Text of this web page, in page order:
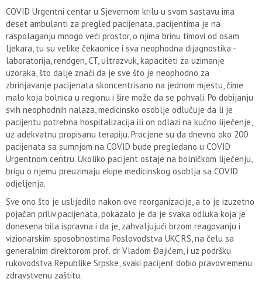
COVID Urgentni centar u Sjevernom krilu u svom sastavu ima
deset ambulanti za pregled pacijenata, pacijentima je na
raspolaganju mnogo veći prostor, o njima brinu timovi od osam
ljekara, tu su velike čekaonice i sva neophodna dijagnostika -
laboratorija, rendgen, CT, ultrazvuk, kapaciteti za uzimanje
uzoraka, što dalje znači da je sve što je neophodno za
zbrinjavanje pacijenata skoncentrisano na jednom mjestu, čime
malo koja bolnica u regionu i šire može da se pohvali. Po dobijanju
svih neophodnih nalaza, medicinsko osoblje odlučuje da li je
pacijentu potrebna hospitalizacija ili on odlazi na kućno liječenje,
uz adekvatnu propisanu terapiju. Procjene su da dnevno oko 200
pacijenata sa sumnjom na COVID bude pregledano u COVID
Urgentnom centru. Ukoliko pacijent ostaje na bolničkom liječenju,
brigu o njemu preuzimaju ekipe medicinskog osoblja sa COVID
odjeljenja.
Sve ono što je uslijedilo nakon ove reorganizacije, a to je izuzetno
pojačan priliv pacijenata, pokazalo je da je svaka odluka koja je
donesena bila ispravna i da je, zahvaljujući brzom reagovanju i
vizionarskim sposobnostima Poslovodstva UKC RS, na čelu sa
generalnim direktorom prof. dr Vladom Đajićem, i uz podršku
rukovodstva Republike Srpske, svaki pacijent dobio pravovremenu
zdravstvenu zaštitu.